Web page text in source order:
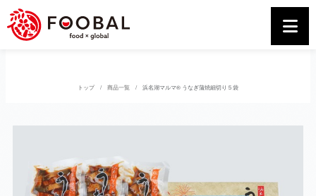
トップ 商品一覧 浜名湖マルマ® うなぎ蒲焼細切り５袋